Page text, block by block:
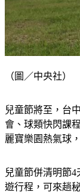
會、球類快閃課
麗寶樂園熱氣球
遊行程，可來趟
台科大觀音山登